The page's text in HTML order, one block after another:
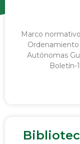
Marco
Autónomas
Boletín-